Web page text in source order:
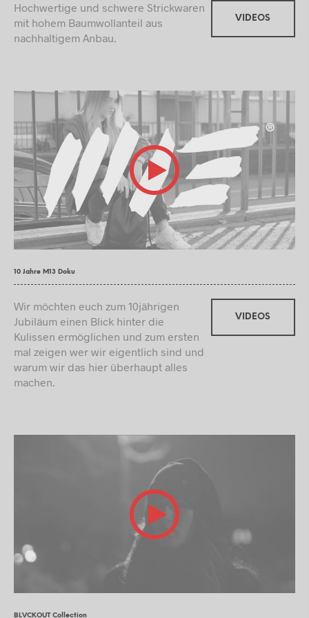
Hochwertige und schwere Strickwaren
mit hohem Baumwollanteil aus
nachhaltigem Anbau.
VIDEOS
10 Jahre M13 Doku
Wir möchten euch zum 10jährigen
Jubiläum einen Blick hinter die
Kulissen ermöglichen und zum ersten
mal zeigen wer wir eigentlich sind und
warum wir das hier überhaupt alles
machen.
VIDEOS
BLVCKOUT Collection